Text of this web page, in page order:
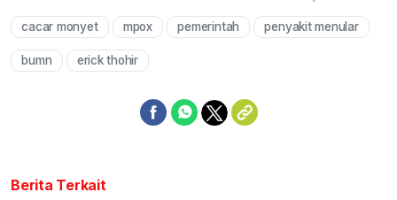
Mute
cacar monyet mpox pemerintah penyakit menular
bumn erick thohir
Berita Terkait